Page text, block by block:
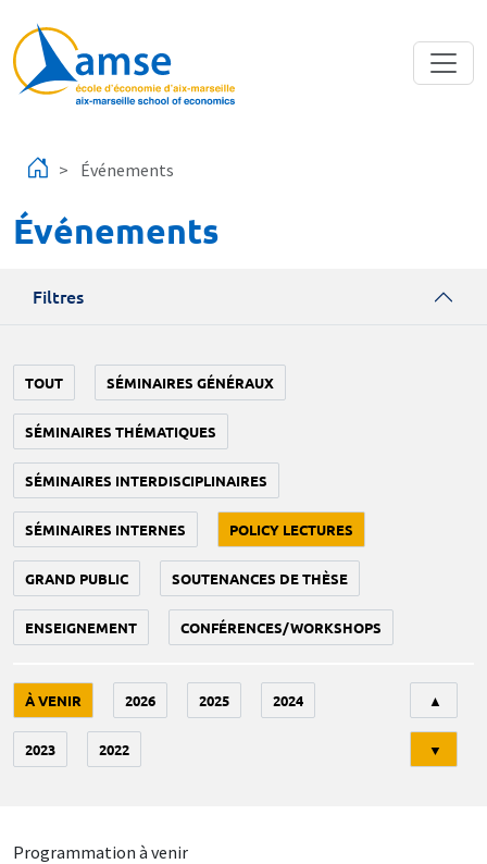
Événements
Événements
Filtres
TOUT SÉMINAIRES GÉNÉRAUX
SÉMINAIRES THÉMATIQUES
SÉMINAIRES INTERDISCIPLINAIRES
SÉMINAIRES INTERNES POLICY LECTURES
GRAND PUBLIC SOUTENANCES DE THÈSE
ENSEIGNEMENT CONFÉRENCES/WORKSHOPS
À VENIR 2026 2025 2024
2023 2022
▲
▼
Programmation à venir